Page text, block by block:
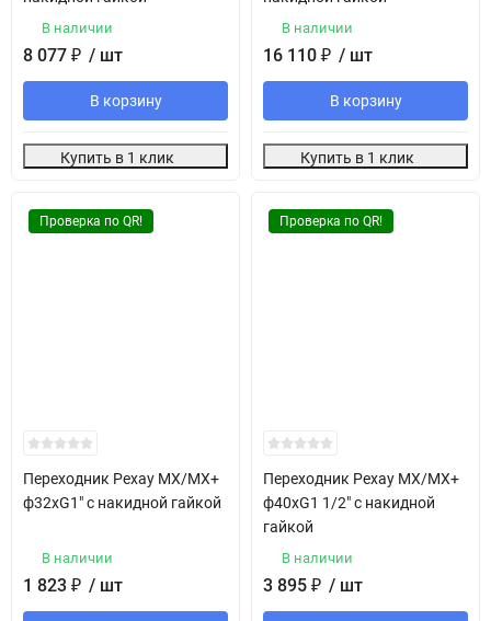
В наличии
8 077 ₽ / шт
В корзину
Купить в 1 клик
В наличии
16 110 ₽ / шт
В корзину
Купить в 1 клик
Проверка по QR!
Переходник Рехау MX/MX+
ф32хG1" с накидной гайкой
В наличии
1 823 ₽ / шт
Проверка по QR!
Переходник Рехау MX/MX+
ф40хG1 1/2" с накидной
гайкой
В наличии
3 895 ₽ / шт